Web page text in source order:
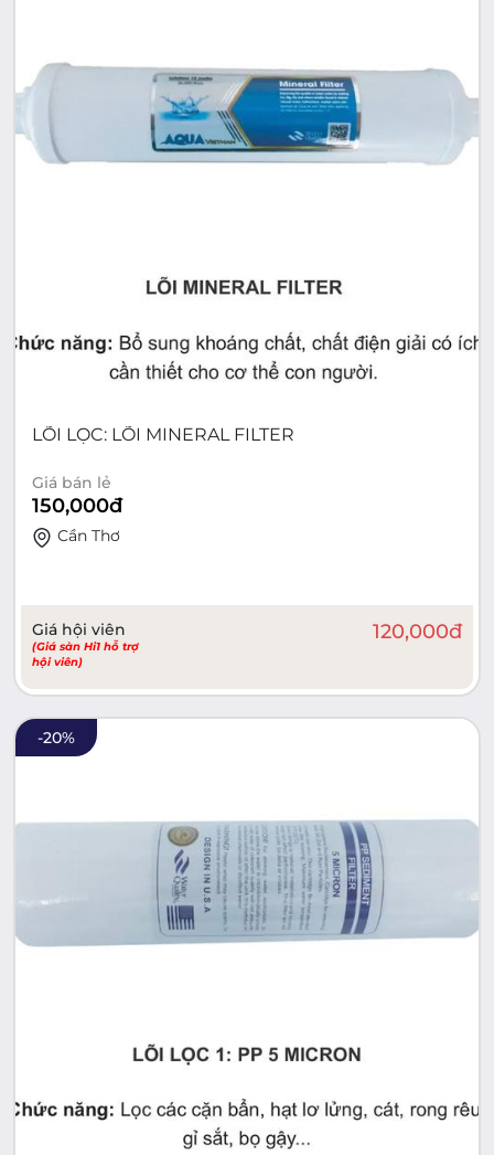
LÕI LỌC: LÕI MINERAL FILTER
Giá bán lẻ
150,000đ
Cần Thơ
Giá hội viên
(Giá sàn Hi1 hỗ trợ
hội viên)
120,000đ
-20%